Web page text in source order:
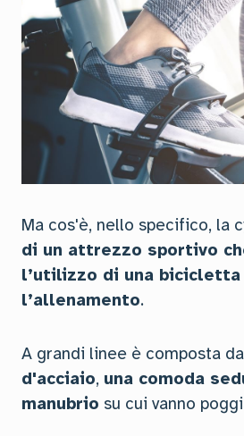
Ma cos'è, nello specifico, la
di un attrezzo sportivo
l’utilizzo di una bicicletta
l’allenamento.
A grandi linee è composta da
d'acciaio, una comoda
manubrio su cui vanno